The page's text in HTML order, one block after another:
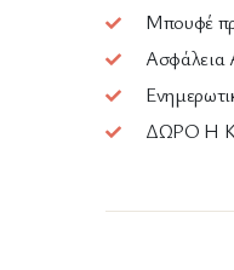
Μπουφέ
Ασφάλεια
ΔΩΡΟ Η